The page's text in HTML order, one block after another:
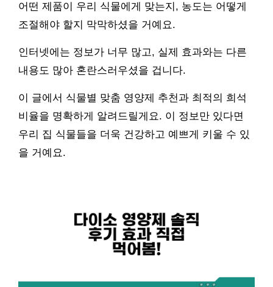
어떤 제품이 우리 식물에게 맞는지, 농도는 어떻게
조절해야 할지 막막하셨을 거예요.
인터넷에는 정보가 너무 많고, 실제 효과와는 다른
내용도 많아 혼란스러우셨을 겁니다.
이 글에서 식물별 맞춤 영양제 추천과 최적의 희석
비율을 명확하게 알려드릴게요. 이 정보만 있다면
우리 집 식물들을 더욱 건강하고 예쁘게 키울 수 있
을 거예요.